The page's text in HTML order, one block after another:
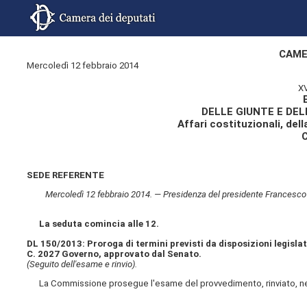
Mercoledì 12 febbraio 2014
DELLE GIUNTE E
Affari costituzionali,
SEDE REFERENTE
Mercoledì 12 febbraio 2014. — Presidenza del presidente
La seduta comincia alle 12.
DL 150/2013: Proroga di termini previsti da disposizioni
C. 2027 Governo, approvato dal Senato.
(Seguito dell'esame e rinvio).
La Commissione prosegue l'esame del provvedimento, rinviato,